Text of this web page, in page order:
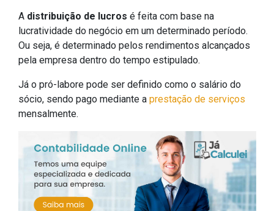
A distribuição de lucros é feita com base na
lucratividade do negócio em um determinado período.
Ou seja, é determinado pelos rendimentos alcançados
pela empresa dentro do tempo estipulado.
Já o pró-labore pode ser definido como o salário do
sócio, sendo pago mediante a prestação de serviços
mensalmente.